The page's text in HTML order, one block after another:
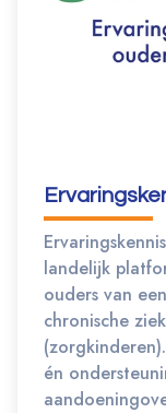
landelijk
ouders van
chronische
én